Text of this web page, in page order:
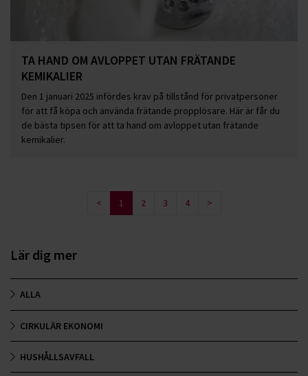
TA HAND OM AVLOPPET UTAN FRÄTANDE
KEMIKALIER
Den 1 januari 2025 infördes krav på tillstånd för privatpersoner
för att få köpa och använda frätande propplösare. Här är får du
de bästa tipsen för att ta hand om avloppet utan frätande
kemikalier.
< 1 2 3 4 >
Lär dig mer
ALLA
CIRKULÄR EKONOMI
HUSHÅLLSAVFALL